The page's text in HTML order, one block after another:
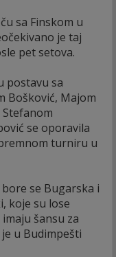
sa Finskom u
je taj
pet setova.
postavu sa
Bošković, Majom
se oporavila
turniru u
se Bugarska i
koje su lose
šansu za
u Budimpešti